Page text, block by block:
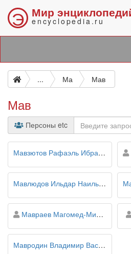
Э Мир
encyclopedia.ru
... Ма Мав
Мав
Персоны etc
Мавзютов Рафаэль Ибрагимович
Мавлюдов Ильдар Наильевич
персона
Мавраев Магомед-Мирза
Мавродин Владимир Васильевич